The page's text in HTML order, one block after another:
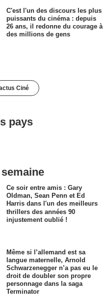
C'est l'un des discours les plus
puissants du cinéma : depuis
26 ans, il redonne du courage à
des millions de gens
Ciné
pays
Ce soir entre amis : Gary
Oldman, Sean Penn et Ed
Harris dans l'un des meilleurs
thrillers des années 90
injustement oublié !
Même si l’allemand est sa
langue maternelle, Arnold
Schwarzenegger n’a pas eu le
droit de doubler son propre
personnage dans la saga
Terminator